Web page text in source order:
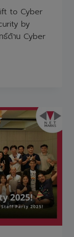
to Cyber
by
ธ์ด้าน Cyber